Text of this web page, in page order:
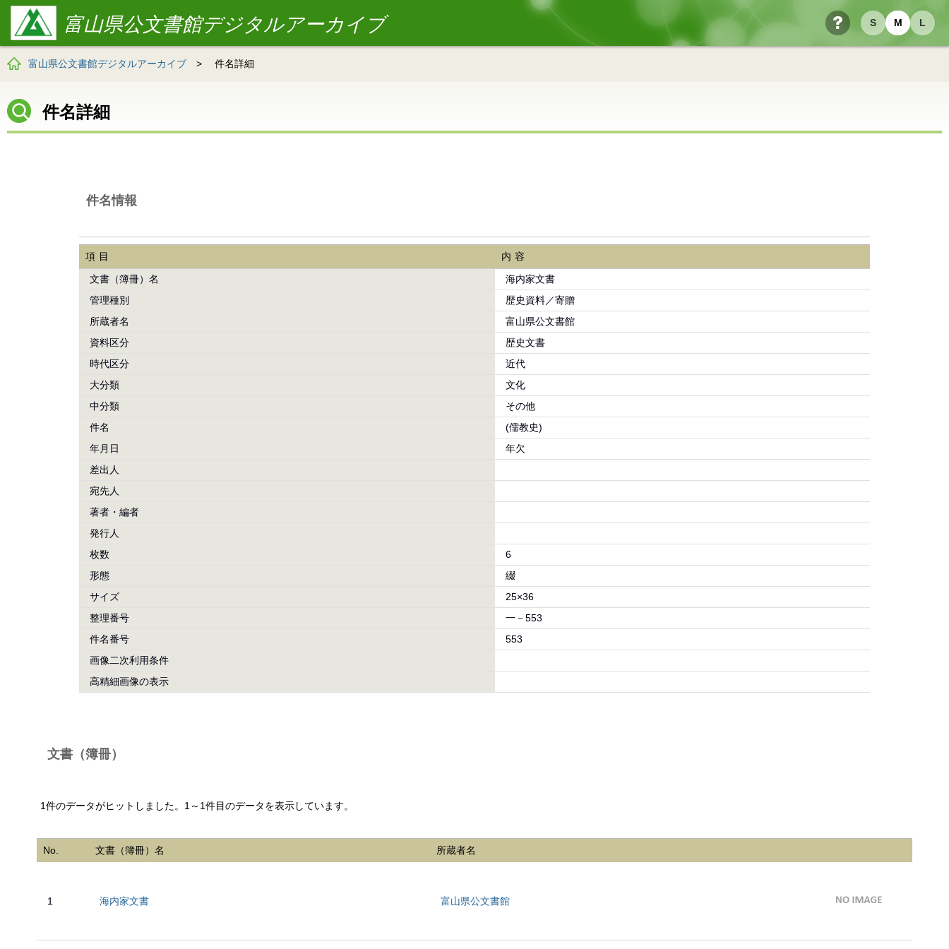
S M L
ヘルプ
富山県公文書館デジタルアーカイブ
富山県公文書館デジタルアーカイブ > 件名詳細
件名詳細
件名情報
項目
内容
文書（簿冊）名
海内家文書
管理種別
歴史資料／寄贈
所蔵者名
富山県公文書館
資料区分
歴史文書
時代区分
近代
大分類
文化
中分類
その他
件名
(儒教史)
年月日
年欠
差出人
宛先人
著者・編者
発行人
枚数
6
形態
綴
サイズ
25×36
整理番号
一－553
件名番号
553
画像二次利用条件
高精細画像の表示
文書（簿冊）
1件のデータがヒットしました。1～1件目のデータを表示しています。
No. 文書（簿冊）名 所蔵者名
1 海内家文書 富山県公文書館